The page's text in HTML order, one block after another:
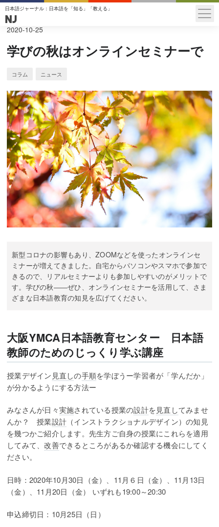
日本語ジャーナル：日本語を「知る」「教える」
NJ
2020-10-25
学びの秋はオンラインセミナーで
コラム ニュース
新型コロナの影響もあり、ZOOMなどを使ったオンラインセ
ミナーが増えてきました。自宅からパソコンやスマホで参加で
きるので、リアルセミナーよりも参加しやすいのがメリットで
す。学びの秋――ぜひ、オンラインセミナーを活用して、さま
ざまな日本語教育の知見を広げてください。
大阪YMCA日本語教育センター 日本語
教師のためのじっくり学ぶ講座
授業デザイン 見直しの手順を学ぼうー学習者が「学んだか」
が分かるようにする方法ー
みなさんが日々実施されている授業の設計を見直してみませ
んか？ 授業設計 （インストラクショナルデザイン）の知見
を幾つかご紹介します。先生方ご自身の授業にこれらを適用
してみて、改善できるところがあるか確認する機会にしてく
ださい。
日時：2020年10月30日（金）、11月６日（金）、11月13日
（金）、11月20日（金） いずれも19:00～20:30
申込締切日：10月25日（日）